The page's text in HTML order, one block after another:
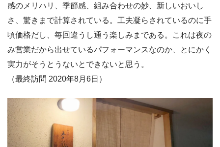
感のメリハリ、季節感、組み合わせの妙、新しいおいし
さ、驚きまで計算されている。工夫凝らされているのに手
頃価格だし、毎回違うし通う楽しみまである。これは夜の
み営業だから出せているパフォーマンスなのか、とにかく
実力がそうとうないとできないと思う。
（最終訪問 2020年8月6日）